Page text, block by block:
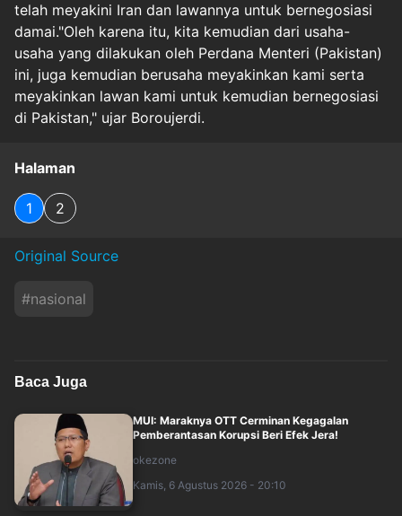
telah meyakini Iran dan lawannya untuk bernegosiasi
damai."Oleh karena itu, kita kemudian dari usaha-
usaha yang dilakukan oleh Perdana Menteri (Pakistan)
ini, juga kemudian berusaha meyakinkan kami serta
meyakinkan lawan kami untuk kemudian bernegosiasi
di Pakistan," ujar Boroujerdi.
Halaman
1 2
Original Source
#nasional
Baca Juga
MUI: Maraknya OTT Cerminan Kegagalan
Pemberantasan Korupsi Beri Efek Jera!
okezone
Kamis, 6 Agustus 2026 - 20:10